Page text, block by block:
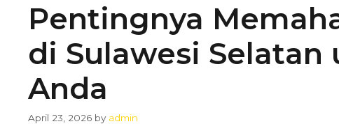
Pentingnya
di Sulawesi Selatan
Anda
April 23, 2026 by admin